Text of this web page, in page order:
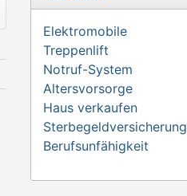
Elektromobile
Treppenlift
Notruf-System
Altersvorsorge
Haus verkaufen
Sterbegeldversicherung
Berufsunfähigkeit